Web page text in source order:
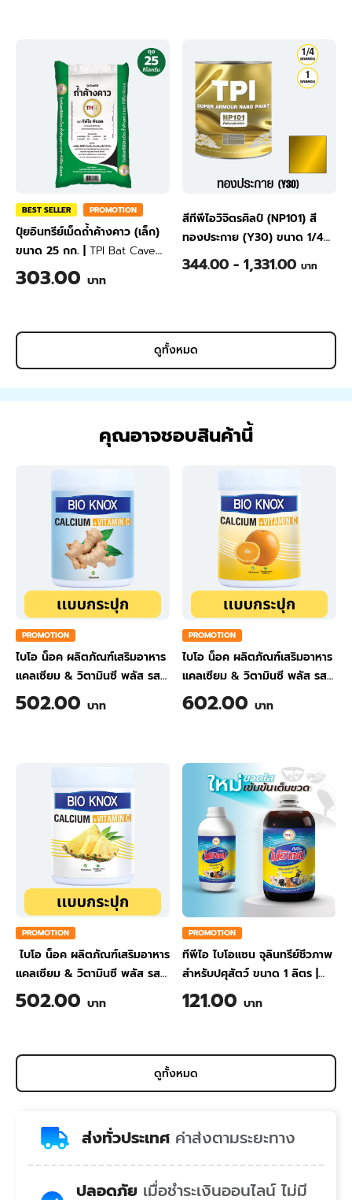
BEST SELLER PROMOTION
ปุ๋ยอินทรีย์เม็ดถ้ำค้างคาว (เล็ก)
ขนาด 25 กก. | TPI Bat Cave
Granular Fertilizer (Small
Granular) 25 kg
303.00 บาท
สีทีพีไอวิจิตรศิลป์ (NP101) สี
ทองประกาย (Y30) ขนาด 1/4
แกลลอน
TPI Top Coat Paint
for Fine Art (NP101) Golden
344.00 - 1,331.00 บาท
ดูทั้งหมด
คุณอาจชอบสินค้านี้
PROMOTION
ไบโอ น็อค ผลิตภัณฑ์เสริมอาหาร
แคลเซียม & วิตามินซี พลัส รส
ขิง ขนาด 200 กรัม
502.00 บาท
PROMOTION
ไบโอ น็อค ผลิตภัณฑ์เสริมอาหาร
แคลเซียม & วิตามินซี พลัส รส
ส้ม ขนาด 200 กรัม
602.00 บาท
PROMOTION
ไบโอ น็อค ผลิตภัณฑ์เสริมอาหาร
แคลเซียม & วิตามินซี พลัส รส
สับปะรด ขนาด 200 กรัม
502.00 บาท
PROMOTION
ทีพีไอ ไบโอแซน จุลินทรีย์ชีวภาพ
สำหรับปศุสัตว์ ขนาด 1 ลิตร
TPI BIO-SAN Organic
Wastewater Treatment for
121.00 บาท
ดูทั้งหมด
ส่งทั่วประเทศ ค่าส่งตามระยะทาง
ปลอดภัย เมื่อชำระเงินออนไลน์ ไม่มี